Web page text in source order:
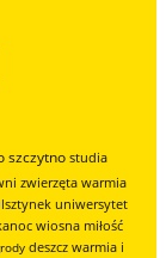
szczytno studia
zwierzęta warmia
uniwersytet
wiosna miłość
deszcz warmia i